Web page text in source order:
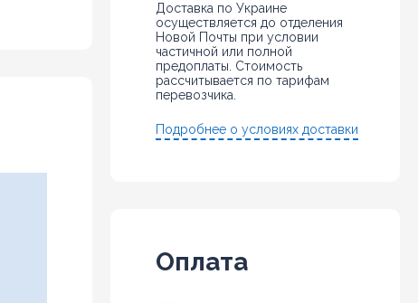
Доставка по Украине
осуществляется до отделения
Новой Почты при условии
частичной или полной
предоплаты. Стоимость
рассчитывается по тарифам
перевозчика.
Подробнее о условиях доставки
Оплата